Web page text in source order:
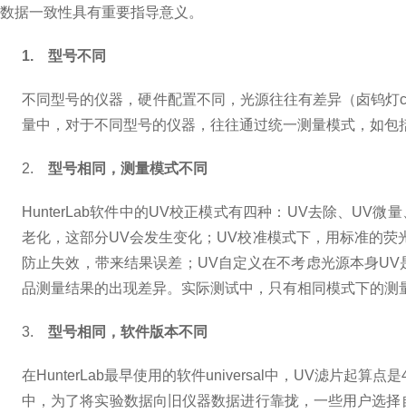
数据一致性具有重要指导意义。
1. 型号不同
不同型号的仪器，硬件配置不同，光源往往有差异（卤钨灯
量中，对于不同型号的仪器，往往通过统一测量模式，如包
2. 型号相同，测量模式不同
HunterLab软件中的UV校正模式有四种： UV去除、 UV微量
老化，这部分UV会发生变化； UV校准模式下，用标准的荧
防止失效，带来结果误差； UV自定义在不考虑光源本身UV
品测量结果的出现差异。实际测试中，只有相同模式下的测
3. 型号相同，软件版本不同
在HunterLab最早使用的软件universal 中， UV滤片起算点是
中，为了将实验数据向旧仪器数据进行靠拢，一些用户选择